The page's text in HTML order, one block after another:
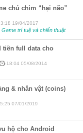
chú chim “hại não”
19/04/2017
Game trí tuệ và chiến thuật
tiền full data cho
18:04 05/08/2014
& nhân vật (coins)
07/01/2019
hộ cho Android